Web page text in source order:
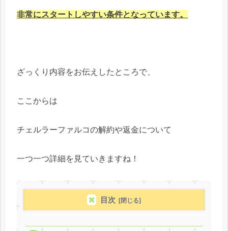
非常にスタートしやすい条件となっています。
ざっくり内容をお伝えしたところで、
ここからは
チェルラーファルコの解約や返金について
一つ一つ詳細を見ていきますね！
目次